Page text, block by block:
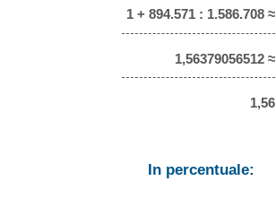
1 + 894.571 : 1.586.708 ≈
1,56379056512 ≈
1,56
In percentuale: